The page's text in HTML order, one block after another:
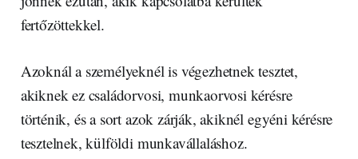
fertőzöttekkel.
Azoknál a személyeknél is végezhetnek tesztet,
akiknek ez családorvosi, munkaorvosi kérésre
történik, és a sort azok zárják, akiknél egyéni kérésre
tesztelnek, külföldi munkavállaláshoz.